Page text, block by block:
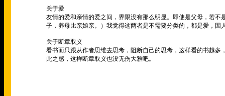
关于爱
友情的爱和亲情的爱之间，界限没有那么明显。即使是父母，若
子，养母比亲娘亲。）我觉得这两者是不需要分类的，都是爱，因
关于断章取义
看书而只跟从作者思维去思考，阻断自己的思考，这样看的书越
此之感，这样断章取义也没无伤大雅吧。